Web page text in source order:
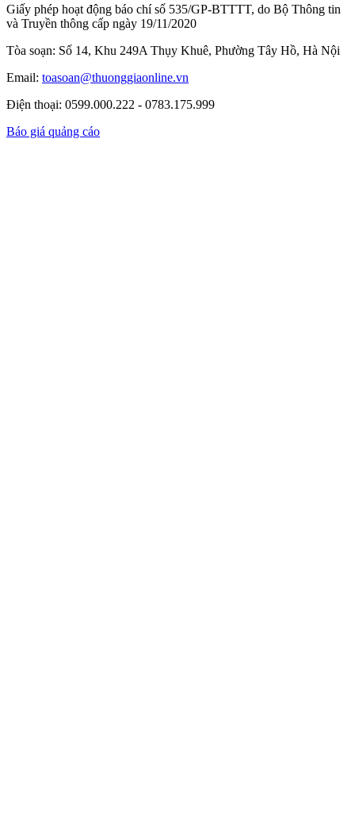
Giấy phép hoạt động báo chí số 535/GP-BTTTT, do Bộ Thông tin
và Truyền thông cấp ngày 19/11/2020
Tòa soạn: Số 14, Khu 249A Thụy Khuê, Phường Tây Hồ, Hà Nội
Email: toasoan@thuonggiaonline.vn
Điện thoại: 0599.000.222 - 0783.175.999
Báo giá quảng cáo